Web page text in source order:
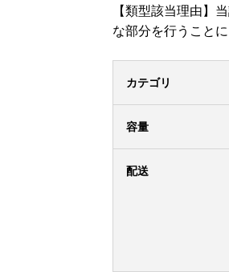
【類型該当理由】
な部分を行うこと
カテゴリ
容量
配送